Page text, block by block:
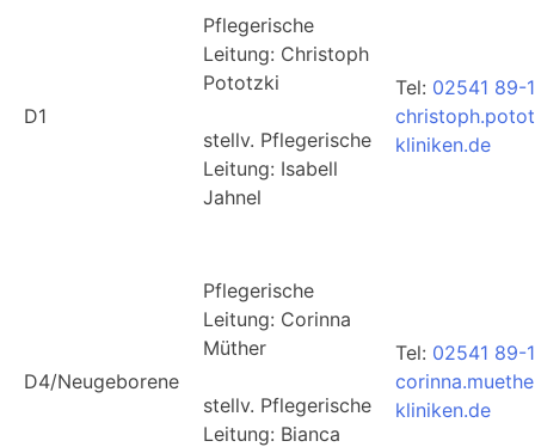
D1
Pflegerische
Leitung: Christoph
Pototzki
stellv. Pflegerische
Leitung: Isabell
Jahnel
Tel: 02541 89-
kliniken.de
D4/Neugeborene
Pflegerische
Leitung: Corinna
Müther
stellv. Pflegerische
Leitung: Bianca
Tel: 02541 89-
kliniken.de